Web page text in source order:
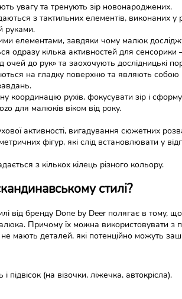
увагу та тренують зір новонароджених.
з тактильних елементів, виконаних у
руками.
елементами, завдяки чому малюк
одразу кілька активностей для
до рук» та заохочують дослідницькі
на гладку поверхню та являють собою
координацію рухів, фокусувати зір і
для малюків віком від року.
активності, вигадування сюжетних
фігур, які слід встановлювати у
з кількох кілець різного кольору.
стилі?
від бренду Done by Deer полягає в тому,
Причому їх можна використовувати з
мають деталей, які потенційно можуть
(на візочки, ліжечка, автокрісла).